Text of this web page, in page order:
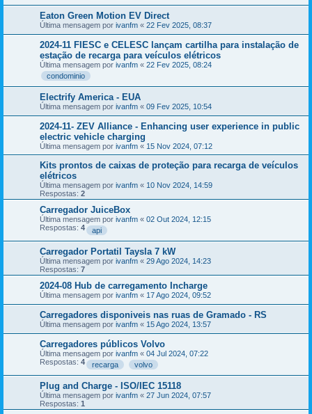
Eaton Green Motion EV Direct
Última mensagem por ivanfm « 22 Fev 2025, 08:37
2024-11 FIESC e CELESC lançam cartilha para instalação de
estação de recarga para veículos elétricos
Última mensagem por ivanfm « 22 Fev 2025, 08:24
condominio
Electrify America - EUA
Última mensagem por ivanfm « 09 Fev 2025, 10:54
2024-11- ZEV Alliance - Enhancing user experience in public
electric vehicle charging
Última mensagem por ivanfm « 15 Nov 2024, 07:12
Kits prontos de caixas de proteção para recarga de veículos
elétricos
Última mensagem por ivanfm « 10 Nov 2024, 14:59
Respostas: 2
Carregador JuiceBox
Última mensagem por ivanfm « 02 Out 2024, 12:15
Respostas: 4 api
Carregador Portatil Taysla 7 kW
Última mensagem por ivanfm « 29 Ago 2024, 14:23
Respostas: 7
2024-08 Hub de carregamento Incharge
Última mensagem por ivanfm « 17 Ago 2024, 09:52
Carregadores disponiveis nas ruas de Gramado - RS
Última mensagem por ivanfm « 15 Ago 2024, 13:57
Carregadores públicos Volvo
Última mensagem por ivanfm « 04 Jul 2024, 07:22
Respostas: 4 recarga volvo
Plug and Charge - ISO/IEC 15118
Última mensagem por ivanfm « 27 Jun 2024, 07:57
Respostas: 1